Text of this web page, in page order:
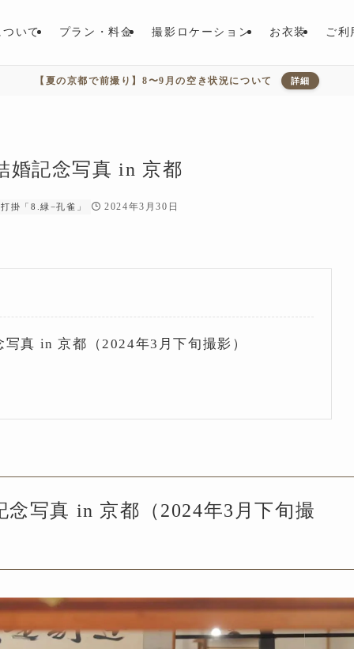
ついて プラン・料金 撮影ロケーション お衣装 ご利
【夏の京都で前撮り】8〜9月の空き状況について 詳細
婚記念写真 in 京都
掛「8.緑−孔雀」 2024年3月30日
真 in 京都（2024年3月下旬撮影）
写真 in 京都（2024年3月下旬撮